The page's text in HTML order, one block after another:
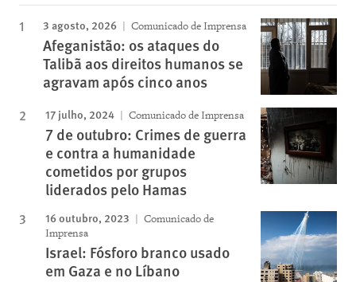
3 agosto, 2026 Comunicado de Imprensa
Afeganistão: os ataques do
Talibã aos direitos humanos se
agravam após cinco anos
17 julho, 2024 Comunicado de Imprensa
7 de outubro: Crimes de guerra
e contra a humanidade
cometidos por grupos
liderados pelo Hamas
16 outubro, 2023
Comunicado de
Imprensa
Israel: Fósforo branco usado
em Gaza e no Líbano